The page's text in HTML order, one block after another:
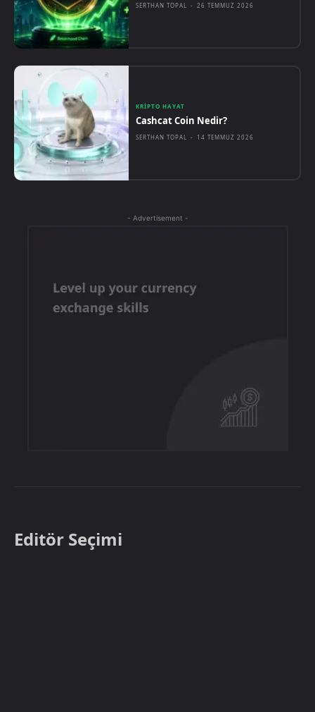
SERTHAN TOPAL - 26 TEMMUZ 2026
KRIPTO HAYAT
Cashcat Coin Nedir?
SERTHAN TOPAL - 14 TEMMUZ 2026
- Advertisement -
Editör Seçimi